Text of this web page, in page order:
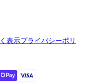
表示プライバシーポリ